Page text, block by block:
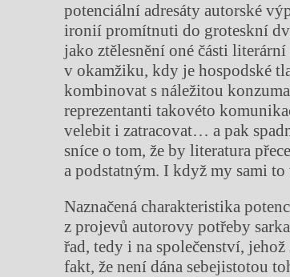
potenciální adresáty autorské
ironií promítnuti do groteskní
jako ztělesnění oné části
v okamžiku, kdy je hospodské
kombinovat s náležitou
reprezentanti takovéto
velebit i zatracovat… a pak
sníce o tom, že by literatura
a podstatným. I když my sami
Naznačená charakteristika
z projevů autorovy potřeby
řad, tedy i na společenství,
fakt, že není dána sebejistotou